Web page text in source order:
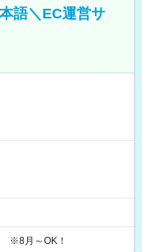
語＼EC運営サ
※8月～OK！